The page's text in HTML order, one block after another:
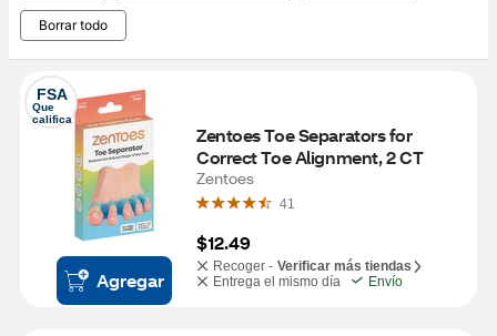
Borrar todo
FSA
Que
califica
Agregar
Zentoes Toe Separators for
Correct Toe Alignment, 2 CT
Zentoes
41
$12.49
Recoger - Verificar más tiendas
Entrega el mismo día
Envío